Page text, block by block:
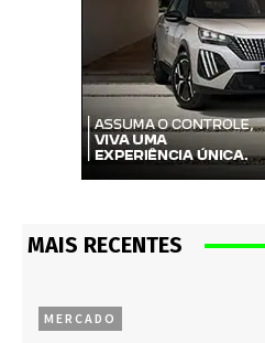
MAIS RECENTES
MERCADO